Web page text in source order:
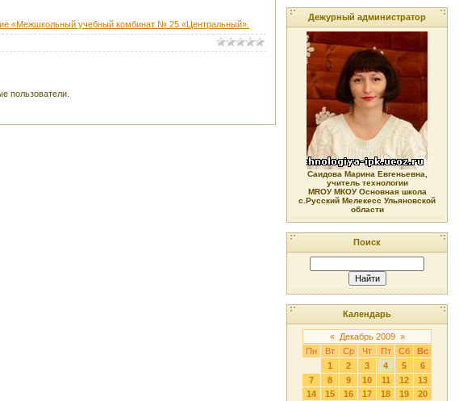
«Межшкольный учебный комбинат № 25 «Центральный».
пользователи.
Дежурный администратор
Саидова Марина Евгеньевна,
учитель технологии
МRОУ МКОУ Основная школа
с.Русский Мелекесс Ульяновской
области
Поиск
Календарь
« Декабрь 2009 »
Пн
Вт Ср Чт Пт Сб
Вс
1
2 3 4 5
6
7
8 9 10 11 12
13
14
15 16 17 18 19
20